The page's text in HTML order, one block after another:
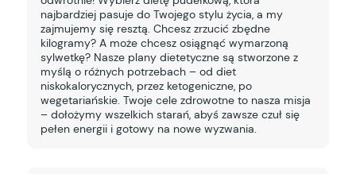
najbardziej pasuje do Twojego stylu życia, a my
zajmujemy się resztą. Chcesz zrzucić zbędne
kilogramy? A może chcesz osiągnąć wymarzoną
sylwetkę? Nasze plany dietetyczne są stworzone z
myślą o różnych potrzebach – od diet
niskokalorycznych, przez ketogeniczne, po
wegetariańskie. Twoje cele zdrowotne to nasza misja
– dołożymy wszelkich starań, abyś zawsze czuł się
pełen energii i gotowy na nowe wyzwania.